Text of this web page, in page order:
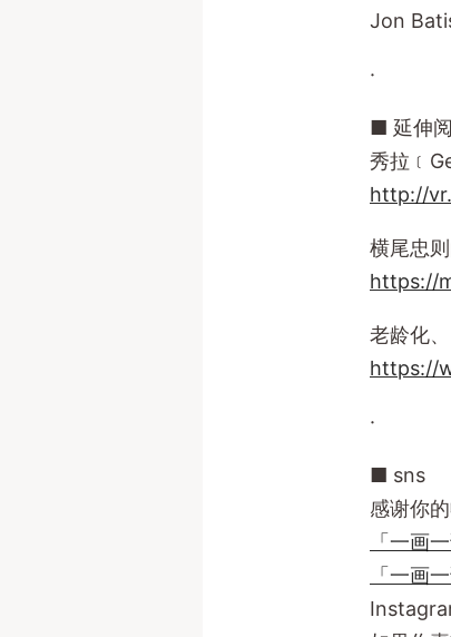
Jon
·
■ 延伸
秀拉
http://
横尾忠
https://
老龄化
https://
·
■ sns
感谢你
「一画
「一画